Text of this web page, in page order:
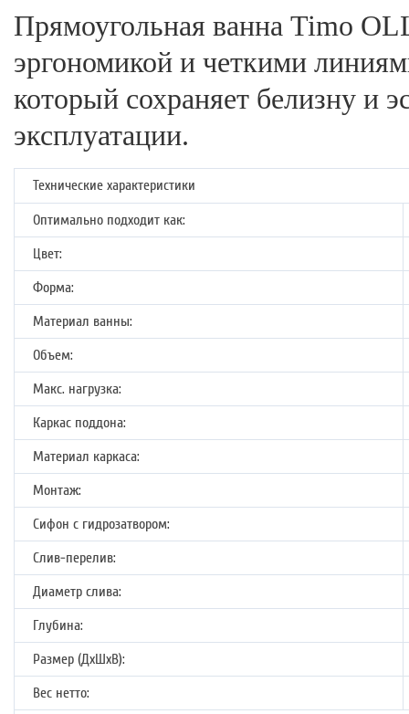
Прямоугольная ванна Timo
эргономикой и четкими
который сохраняет белизну и
эксплуатации.
Технические характеристики
Оптимально подходит как:
Цвет:
Форма:
Материал ванны:
Объем:
Макс. нагрузка:
Каркас поддона:
Материал каркаса:
Монтаж:
Сифон с гидрозатвором:
Слив-перелив:
Диаметр слива:
Глубина:
Размер (ДхШхВ):
Вес нетто: